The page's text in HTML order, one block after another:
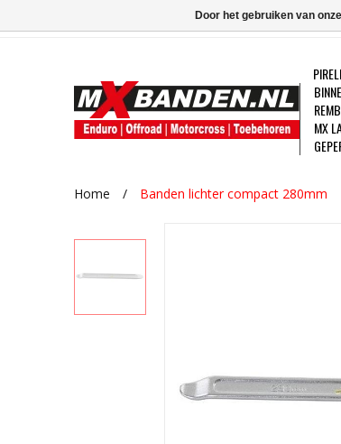
MX
Home / Banden lichter compact 280mm
Door het gebruiken van